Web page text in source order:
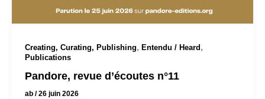
Creating, Curating, Publishing, Entendu / Heard,
Publications
Pandore, revue d’écoutes n°11
ab /26 juin 2026